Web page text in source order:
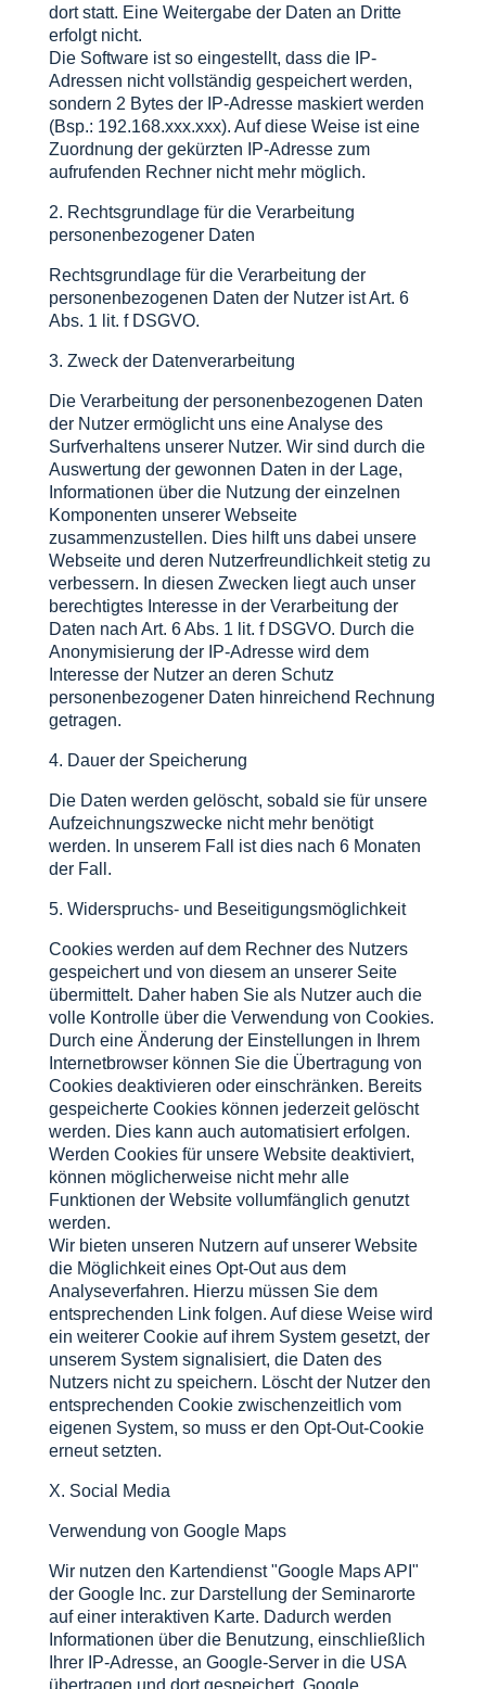
dort statt. Eine Weitergabe der Daten an Dritte
erfolgt nicht.
Die Software ist so eingestellt, dass die IP-
Adressen nicht vollständig gespeichert werden,
sondern 2 Bytes der IP-Adresse maskiert werden
(Bsp.: 192.168.xxx.xxx). Auf diese Weise ist eine
Zuordnung der gekürzten IP-Adresse zum
aufrufenden Rechner nicht mehr möglich.
2. Rechtsgrundlage für die Verarbeitung
personenbezogener Daten
Rechtsgrundlage für die Verarbeitung der
personenbezogenen Daten der Nutzer ist Art. 6
Abs. 1 lit. f DSGVO.
3. Zweck der Datenverarbeitung
Die Verarbeitung der personenbezogenen Daten
der Nutzer ermöglicht uns eine Analyse des
Surfverhaltens unserer Nutzer. Wir sind durch die
Auswertung der gewonnen Daten in der Lage,
Informationen über die Nutzung der einzelnen
Komponenten unserer Webseite
zusammenzustellen. Dies hilft uns dabei unsere
Webseite und deren Nutzerfreundlichkeit stetig zu
verbessern. In diesen Zwecken liegt auch unser
berechtigtes Interesse in der Verarbeitung der
Daten nach Art. 6 Abs. 1 lit. f DSGVO. Durch die
Anonymisierung der IP-Adresse wird dem
Interesse der Nutzer an deren Schutz
personenbezogener Daten hinreichend Rechnung
getragen.
4. Dauer der Speicherung
Die Daten werden gelöscht, sobald sie für unsere
Aufzeichnungszwecke nicht mehr benötigt
werden. In unserem Fall ist dies nach 6 Monaten
der Fall.
5. Widerspruchs- und Beseitigungsmöglichkeit
Cookies werden auf dem Rechner des Nutzers
gespeichert und von diesem an unserer Seite
übermittelt. Daher haben Sie als Nutzer auch die
volle Kontrolle über die Verwendung von Cookies.
Durch eine Änderung der Einstellungen in Ihrem
Internetbrowser können Sie die Übertragung von
Cookies deaktivieren oder einschränken. Bereits
gespeicherte Cookies können jederzeit gelöscht
werden. Dies kann auch automatisiert erfolgen.
Werden Cookies für unsere Website deaktiviert,
können möglicherweise nicht mehr alle
Funktionen der Website vollumfänglich genutzt
werden.
Wir bieten unseren Nutzern auf unserer Website
die Möglichkeit eines Opt-Out aus dem
Analyseverfahren. Hierzu müssen Sie dem
entsprechenden Link folgen. Auf diese Weise wird
ein weiterer Cookie auf ihrem System gesetzt, der
unserem System signalisiert, die Daten des
Nutzers nicht zu speichern. Löscht der Nutzer den
entsprechenden Cookie zwischenzeitlich vom
eigenen System, so muss er den Opt-Out-Cookie
erneut setzten.
X. Social Media
Verwendung von Google Maps
Wir nutzen den Kartendienst "Google Maps API"
der Google Inc. zur Darstellung der Seminarorte
auf einer interaktiven Karte. Dadurch werden
Informationen über die Benutzung, einschließlich
Ihrer IP-Adresse, an Google-Server in die USA
übertragen und dort gespeichert. Google